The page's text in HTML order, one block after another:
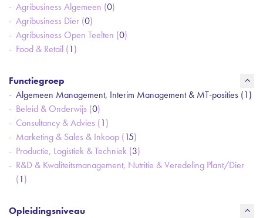
Agribusiness Algemeen (0)
Agribusiness Dier (0)
Agribusiness Open Teelten (0)
Food & Retail (1)
Functiegroep
Algemeen Management, Interim Management & MT-posities (1)
Beleid & Onderwijs (0)
Consultancy & Advies (1)
Marketing & Sales & Inkoop (15)
Productie, Logistiek & Techniek (3)
R&D & Kwaliteitsmanagement, Nutritie & Veredeling Plant/Dier
(1)
Opleidingsniveau